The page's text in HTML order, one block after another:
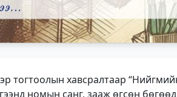
тогтоолын хавсралтаар
номын санг, зааж өгсөн бөгөөд